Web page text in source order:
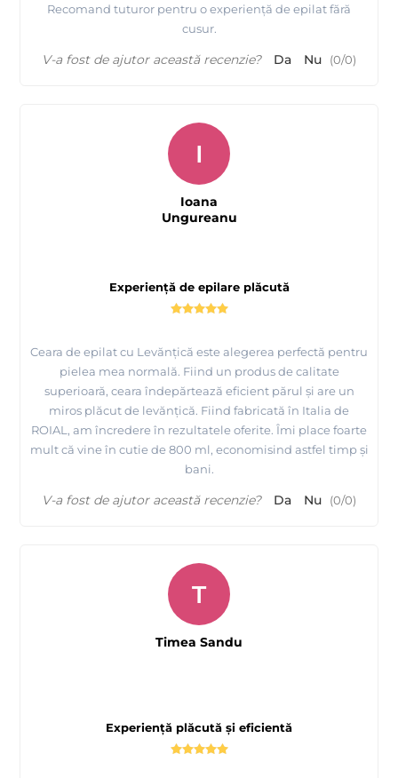
Recomand tuturor pentru o experiență de epilat fără
cusur.
V-a fost de ajutor această recenzie? Da Nu (0/0)
Experiență de epilare plăcută
Ceara de epilat cu Levănțică este alegerea perfectă pentru
pielea mea normală. Fiind un produs de calitate
superioară, ceara îndepărtează eficient părul și are un
miros plăcut de levănțică. Fiind fabricată în Italia de
ROIAL, am încredere în rezultatele oferite. Îmi place foarte
mult că vine în cutie de 800 ml, economisind astfel timp și
bani.
I
Ioana
Ungureanu
V-a fost de ajutor această recenzie? Da Nu (0/0)
Experiență plăcută și eficientă
T
Timea Sandu